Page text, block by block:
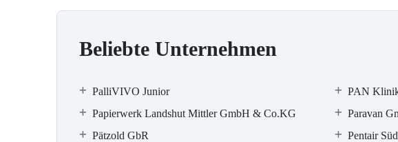
Beliebte Unternehmen
PalliVIVO Junior PAN
Papierwerk Landshut Mittler GmbH & Co.KG
Paravan
Pätzold GbR
Pentair